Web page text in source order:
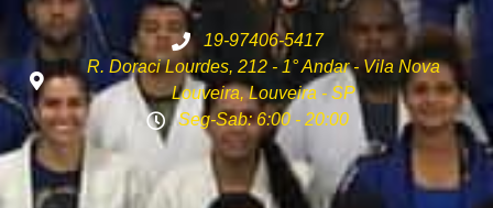
19-97406-5417
R. Doraci Lourdes, 212 - 1° Andar - Vila Nova
Louveira, Louveira - SP
Seg-Sab: 6:00 - 20:00